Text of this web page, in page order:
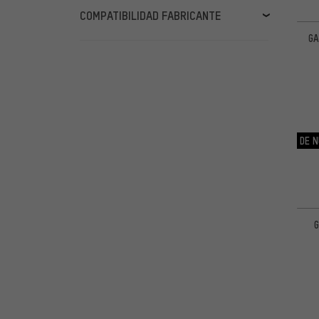
COMPATIBILIDAD FABRICANTE
DE